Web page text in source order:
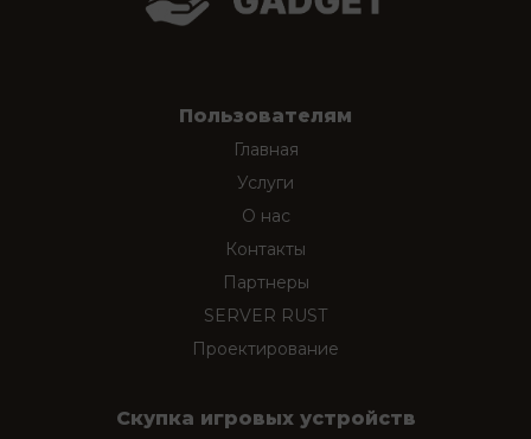
Пользователям
Главная
Услуги
О нас
Контакты
Партнеры
SERVER RUST
Проектирование
Скупка игровых устройств